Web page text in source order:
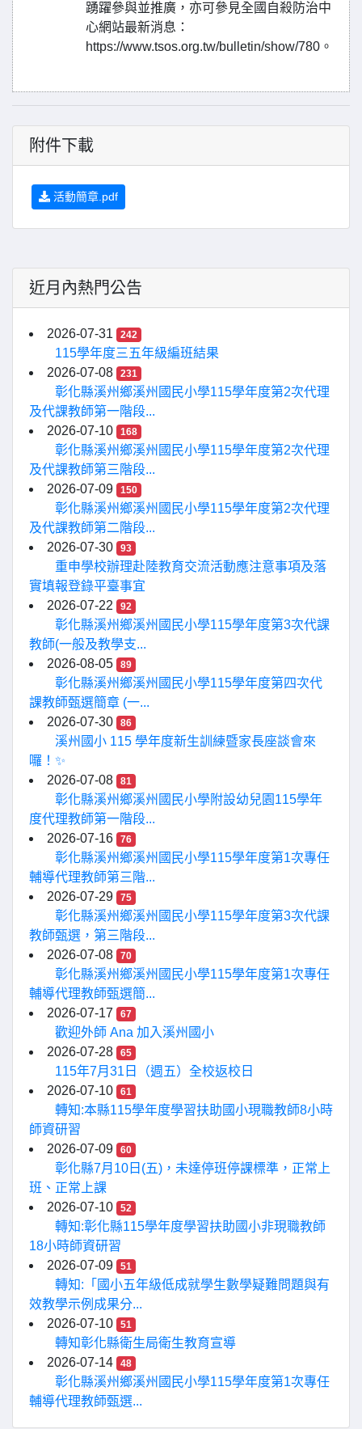
踴躍參與並推廣，亦可參見全國自殺防治中
心網站最新消息：
https://www.tsos.org.tw/bulletin/show/780。
附件下載
活動簡章.pdf
近月內熱門公告
2026-07-31 242
115學年度三五年級編班結果
2026-07-08
231
彰化縣溪州鄉溪州國民小學115學年度第2次代理
及代課教師第一階段...
2026-07-10
168
彰化縣溪州鄉溪州國民小學115學年度第2次代理
及代課教師第三階段...
2026-07-09
150
彰化縣溪州鄉溪州國民小學115學年度第2次代理
及代課教師第二階段...
2026-07-30
93
重申學校辦理赴陸教育交流活動應注意事項及落
實填報登錄平臺事宜
2026-07-22
92
彰化縣溪州鄉溪州國民小學115學年度第3次代課
教師(一般及教學支...
2026-08-05
89
彰化縣溪州鄉溪州國民小學115學年度第四次代
課教師甄選簡章 (一...
2026-07-30
86
溪州國小 115 學年度新生訓練暨家長座談會來
囉！✨
2026-07-08
81
彰化縣溪州鄉溪州國民小學附設幼兒園115學年
度代理教師第一階段...
2026-07-16
76
彰化縣溪州鄉溪州國民小學115學年度第1次專任
輔導代理教師第三階...
2026-07-29
75
彰化縣溪州鄉溪州國民小學115學年度第3次代課
教師甄選，第三階段...
2026-07-08
70
彰化縣溪州鄉溪州國民小學115學年度第1次專任
輔導代理教師甄選簡...
2026-07-17
67
歡迎外師 Ana 加入溪州國小
2026-07-28
65
115年7月31日（週五）全校返校日
2026-07-10
61
轉知:本縣115學年度學習扶助國小現職教師8小時
師資研習
2026-07-09
60
彰化縣7月10日(五)，未達停班停課標準，正常上
班、正常上課
2026-07-10
52
轉知:彰化縣115學年度學習扶助國小非現職教師
18小時師資研習
2026-07-09
51
轉知:「國小五年級低成就學生數學疑難問題與有
效教學示例成果分...
2026-07-10
51
轉知彰化縣衛生局衛生教育宣導
2026-07-14
48
彰化縣溪州鄉溪州國民小學115學年度第1次專任
輔導代理教師甄選...